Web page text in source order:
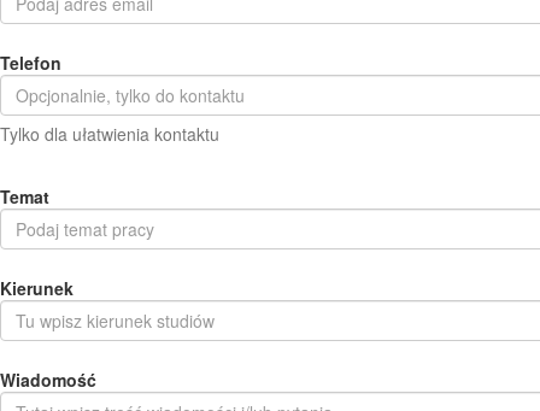
Telefon
Tylko dla ułatwienia kontaktu
Temat
Kierunek
Wiadomość